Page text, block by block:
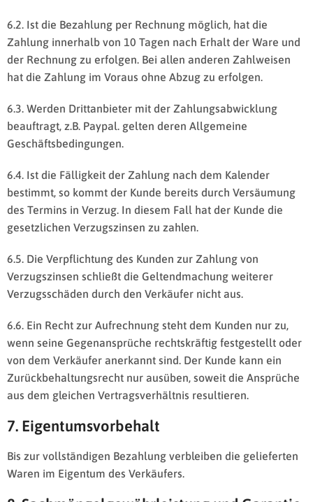
6.2. Ist die Bezahlung per Rechnung möglich, hat die
Zahlung innerhalb von 10 Tagen nach Erhalt der Ware und
der Rechnung zu erfolgen. Bei allen anderen Zahlweisen
hat die Zahlung im Voraus ohne Abzug zu erfolgen.
6.3. Werden Drittanbieter mit der Zahlungsabwicklung
beauftragt, z.B. Paypal. gelten deren Allgemeine
Geschäftsbedingungen.
6.4. Ist die Fälligkeit der Zahlung nach dem Kalender
bestimmt, so kommt der Kunde bereits durch Versäumung
des Termins in Verzug. In diesem Fall hat der Kunde die
gesetzlichen Verzugszinsen zu zahlen.
6.5. Die Verpflichtung des Kunden zur Zahlung von
Verzugszinsen schließt die Geltendmachung weiterer
Verzugsschäden durch den Verkäufer nicht aus.
6.6. Ein Recht zur Aufrechnung steht dem Kunden nur zu,
wenn seine Gegenansprüche rechtskräftig festgestellt oder
von dem Verkäufer anerkannt sind. Der Kunde kann ein
Zurückbehaltungsrecht nur ausüben, soweit die Ansprüche
aus dem gleichen Vertragsverhältnis resultieren.
7. Eigentumsvorbehalt
Bis zur vollständigen Bezahlung verbleiben die gelieferten
Waren im Eigentum des Verkäufers.